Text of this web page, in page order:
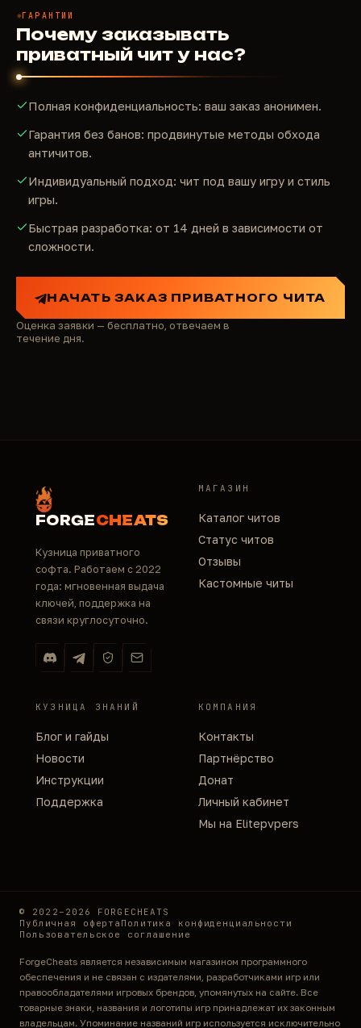
ГАРАНТИИ
Почему заказывать
приватный чит у нас?
Полная конфиденциальность: ваш заказ анонимен.
Гарантия без банов: продвинутые методы обхода
античитов.
Индивидуальный подход: чит под вашу игру и стиль
игры.
Быстрая разработка: от 14 дней в зависимости от
сложности.
НАЧАТЬ ЗАКАЗ ПРИВАТНОГО ЧИТА
Оценка заявки — бесплатно, отвечаем в
течение дня.
FORGECHEATS
Кузница приватного
софта. Работаем с 2022
года: мгновенная выдача
ключей, поддержка на
связи круглосуточно.
МАГАЗИН
Каталог читов
Статус читов
Отзывы
Кастомные читы
КУЗНИЦА ЗНАНИЙ
Блог и гайды
Новости
Инструкции
Поддержка
КОМПАНИЯ
Контакты
Партнёрство
Донат
Личный кабинет
Мы на Elitepvpers
© 2022–2026 FORGECHEATS
Публичная оферта Политика конфиденциальности
Пользовательское соглашение
ForgeCheats является независимым магазином программного
обеспечения и не связан с издателями, разработчиками игр или
правообладателями игровых брендов, упомянутых на сайте. Все
товарные знаки, названия и логотипы игр принадлежат их законным
владельцам. Упоминание названий игр используется исключительно